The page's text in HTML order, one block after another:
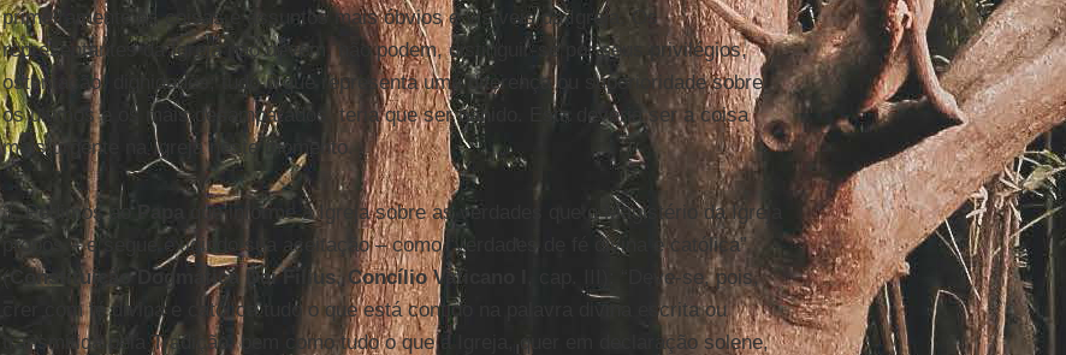
primeiramente às coisas e assuntos mais óbvios e visíveis da Igreja. Os
representantes da Igreja não devem, não podem, distinguir-se por seus privilégios,
ostentação, dignidades; tudo o que representa uma diferença ou superioridade sobre
os últimos e os mais desamparados, teria que ser banido. Esta deveria ser a coisa
mais urgente na Igreja neste momento.
3. Pedimos ao
que informe a Igreja sobre as verdades que o Magistério da Igreja
propôs – e segue exigindo sua aceitação – como “verdades de fé divina e católica”
(Constituição Dogmática Dei Filius, Concílio Vaticano
, cap. III): “Deve-se, pois,
crer com fé divina e católica tudo o que está contido na palavra divina escrita ou
transmitida pela Tradição, bem como tudo o que a Igreja, quer em declaração solene,